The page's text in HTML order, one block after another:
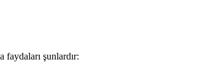
şunlardır: